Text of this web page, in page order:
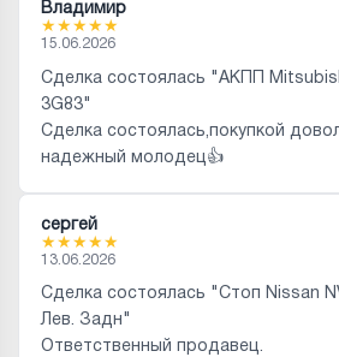
Владимир
★★★★★
15.06.2026
Сделка состоялась "АКПП
3G83"
Сделка состоялась,покупкой
надежный молодец👍
сергей
★★★★★
13.06.2026
Сделка состоялась "Стоп Nissan
Лев. Задн"
Ответственный продавец.